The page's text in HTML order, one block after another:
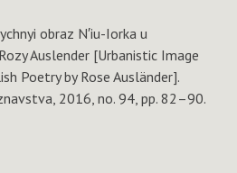
obraz N′iu-Iorka u
Auslender [Urbanistiс Image
Poetry by Rose Ausländer].
2016, no. 94, pp. 82–90.